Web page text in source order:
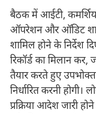
बैठक में आईटी,
ऑपरेशन और ऑडिट
शामिल होने के निर्देश
रिकॉर्ड का मिलान
तैयार करते हुए
निर्धारित करनी
प्रक्रिया आदेश जारी